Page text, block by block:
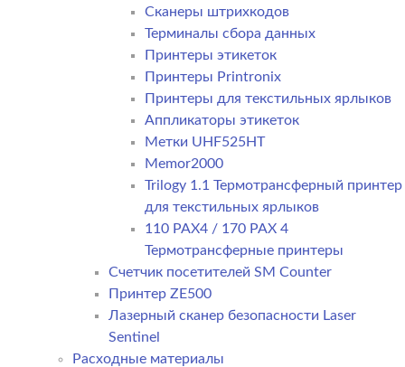
Сканеры штрихкодов
Терминалы сбора данных
Принтеры этикеток
Принтеры Printronix
Принтеры для текстильных ярлыков
Аппликаторы этикеток
Метки UHF525HT
Memor2000
Trilogy 1.1 Термотрансферный принтер
для текстильных ярлыков
110 PAX4 / 170 PAX 4
Термотрансферные принтеры
Счетчик посетителей SM Counter
Принтер ZE500
Лазерный сканер безопасности Laser
Sentinel
Расходные материалы